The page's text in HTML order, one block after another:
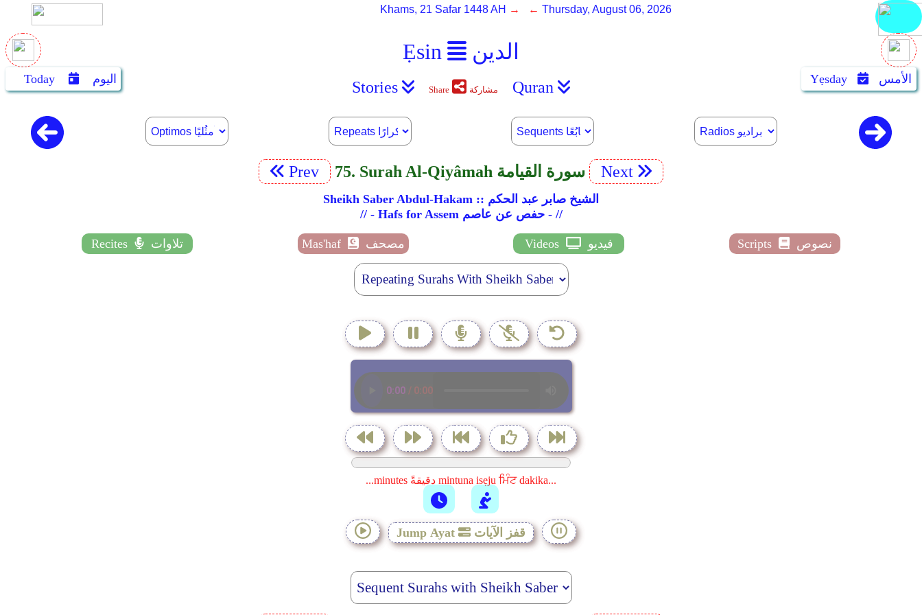
Ẹsin الدين
Khams, 21 Safar 1448 AH → ← Thursday, August 06, 2026
Today اليوم Yẹsday الأمس Stories Share مشاركة Quran
Prev 75. Surah Al-Qiyâmah سورة القيامة Next
Sheikh Saber Abdul-Hakam :: الشيخ صابر عبد الحكم
// - Hafs for Assem حفص عن عاصم - //
Recites تلاوات Mas'haf مصحف Videos فيديو Scripts نصوص
...minutes دقيقةً mintuna isẹju ਮਿੰਟ dakika...
Jump Ayat قفز الآيات